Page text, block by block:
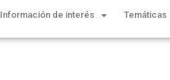
Información de interés Temáticas